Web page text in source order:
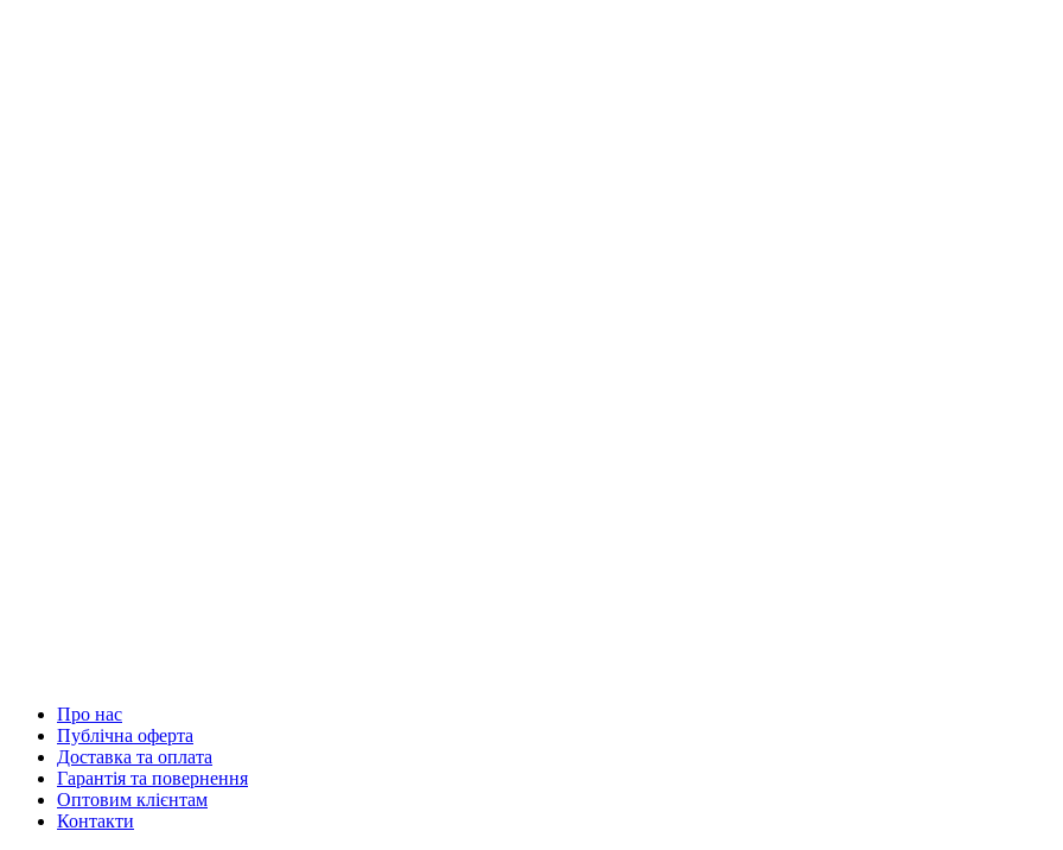
Про нас
Публічна оферта
Доставка та оплата
Гарантія та повернення
Оптовим клієнтам
Контакти